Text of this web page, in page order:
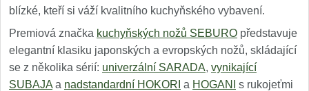
blízké, kteří si váží kvalitního kuchyňského vybavení.
Premiová značka kuchyňských nožů SEBURO představuje
elegantní klasiku japonských a evropských nožů, skládající
se z několika sérií: univerzální SARADA, vynikající
SUBAJA a nadstandardní HOKORI a HOGANI
s rukojeťmi